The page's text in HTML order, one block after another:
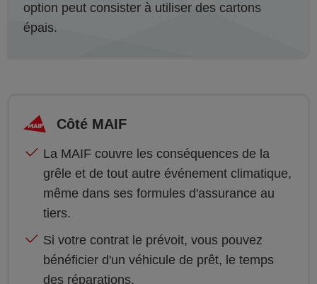
option peut consister à utiliser des cartons
épais.
Côté MAIF
La MAIF couvre les conséquences de la
grêle et de tout autre événement climatique,
même dans ses formules d'assurance au
tiers.
Si votre contrat le prévoit, vous pouvez
bénéficier d'un véhicule de prêt, le temps
des réparations.